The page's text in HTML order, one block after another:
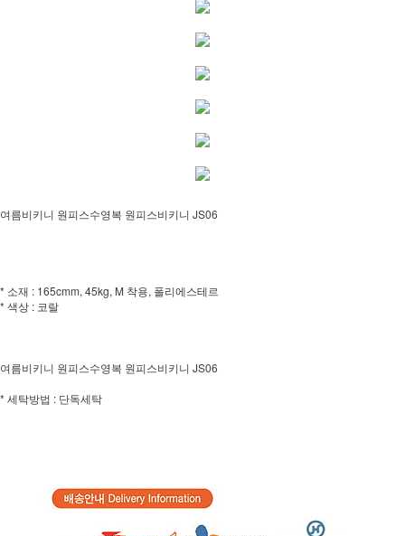
여름비키니 원피스수영복 원피스비키니 JS06
* 소재 : 165cmm, 45kg, M 착용, 폴리에스테르
* 색상 : 코랄
여름비키니 원피스수영복 원피스비키니 JS06
* 세탁방법 : 단독세탁